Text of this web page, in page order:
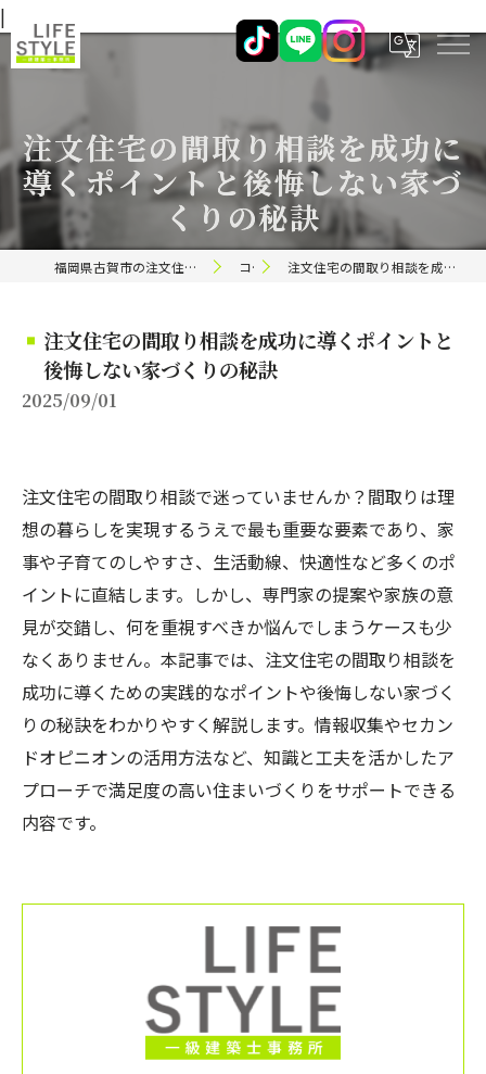
|
注文住宅の間取り相談を成功に
導くポイントと後悔しない家づ
くりの秘訣
福岡県古賀市の注文住宅ならライフスタイル 一級建築士事務所 コラム 注文住宅の間取り相談を成功に導くポイントと後悔しない家づくりの秘訣
注文住宅の間取り相談を成功に導くポイントと
後悔しない家づくりの秘訣
2025/09/01
注文住宅の間取り相談で迷っていませんか？間取りは理
想の暮らしを実現するうえで最も重要な要素であり、家
事や子育てのしやすさ、生活動線、快適性など多くのポ
イントに直結します。しかし、専門家の提案や家族の意
見が交錯し、何を重視すべきか悩んでしまうケースも少
なくありません。本記事では、注文住宅の間取り相談を
成功に導くための実践的なポイントや後悔しない家づく
りの秘訣をわかりやすく解説します。情報収集やセカン
ドオピニオンの活用方法など、知識と工夫を活かしたア
プローチで満足度の高い住まいづくりをサポートできる
内容です。